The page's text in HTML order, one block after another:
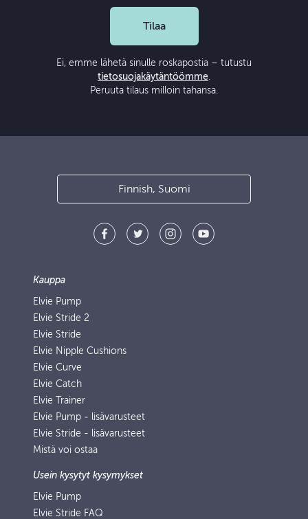
Tilaa
Ei, emme lähetä sinulle roskapostia – tutustu
tietosuojakäytäntöömme.
Peruuta tilaus milloin tahansa.
Finnish, Suomi
Kauppa
Elvie Pump
Elvie Stride 2
Elvie Stride
Elvie Nipple Cushions
Elvie Curve
Elvie Catch
Elvie Trainer
Elvie Pump ‑ lisävarusteet
Elvie Stride - lisävarusteet
Mistä voi ostaa
Usein kysytyt kysymykset
Elvie Pump
Elvie Stride FAQ